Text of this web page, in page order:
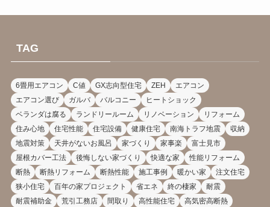
TAG
6畳用エアコン C値 GX志向型住宅 ZEH
エアコン
エアコン選び
ガルバ バルコニー
ヒートショック
ベランダは腐る
ランドリールーム リノベーション
リフォーム
住み心地
住宅性能 住宅設備 健康住宅 南海トラフ地震
収納
地震対策
天井がないお風呂 家づくり 家事楽
富士見市
屋根カバー工法
後悔しない家づくり 快適な家
性能リフォーム
断熱
断熱リフォーム 断熱性能 施工事例 暖かい家
注文住宅
狭小住宅
百年の家プロジェクト 省エネ 終の棲家
耐震
耐震補助金
荒引工務店 間取り 高性能住宅
高気密高断熱